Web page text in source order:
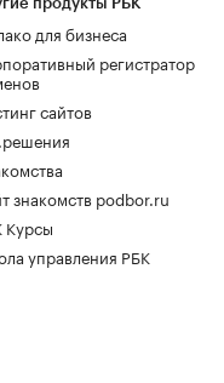
для бизнеса
регистратор
сайтов
знакомств podbor.ru
Курсы
управления РБК